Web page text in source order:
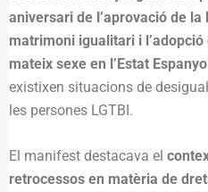
aniversari de l’aprovació de
matrimoni igualitari i
mateix sexe en l’Estat
existixen situacions de
les persones LGTBI.
El manifest destacava el
retrocessos en matèria de